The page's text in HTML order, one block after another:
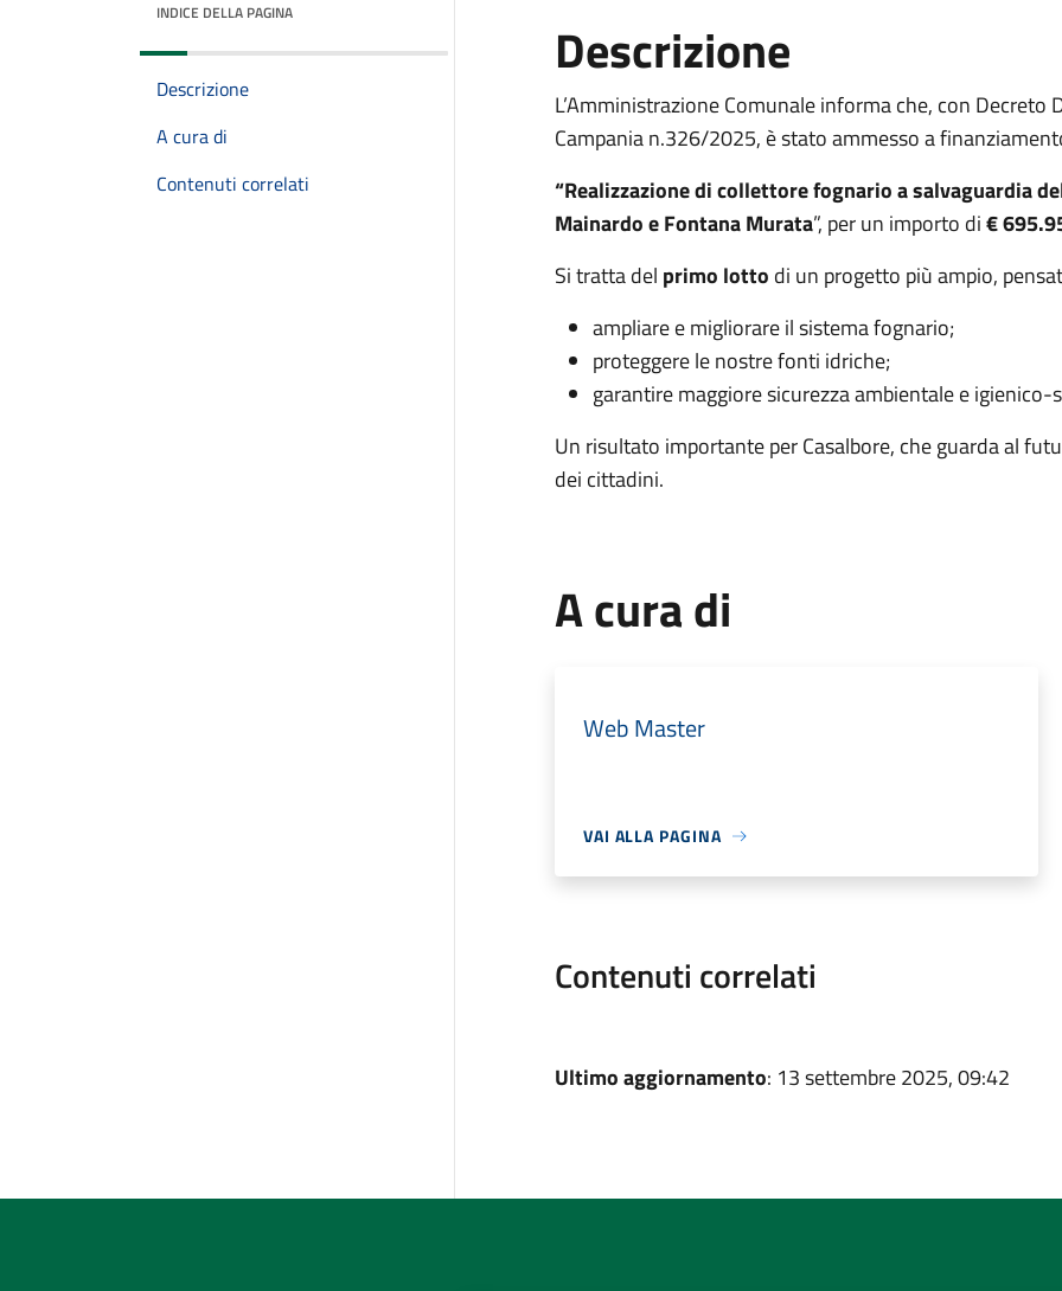
INDICE DELLA PAGINA
Descrizione
A cura di
Contenuti correlati
Descrizione
L’Amministrazione Comunale informa che, con Decreto
Campania n.326/2025, è stato ammesso a
“Realizzazione di collettore fognario a salvaguardia
Mainardo e Fontana Murata”, per un importo di€
Si tratta del primo lotto di un progetto più ampio,
ampliare e migliorare il sistema fognario;
proteggere le nostre fonti idriche;
garantire maggiore sicurezza ambientale e
Un risultato importante per Casalbore, che guarda al
dei cittadini.
A cura di
Web Master
VAI ALLA PAGINA
Contenuti correlati
Ultimo aggiornamento: 13 settembre 2025, 09:42